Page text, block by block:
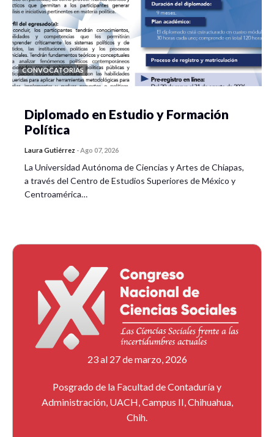
CONVOCATORIAS
Diplomado en Estudio y Formación
Política
Laura Gutiérrez -Ago 07, 2026
La Universidad Autónoma de Ciencias y Artes de Chiapas,
a través del Centro de Estudios Superiores de México y
Centroamérica…
23 al 27 de marzo, 2026
Posgrado de la Facultad de Contaduría y
Administración, UACH, Campus II, Chihuahua,
Chih.